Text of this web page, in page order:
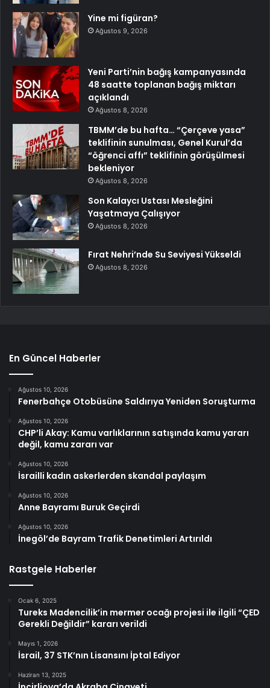
Yine mi figüran?
Ağustos 9, 2026
Yeni Parti’nin bağış kampanyasında
48 saatte toplanan bağış miktarı
açıklandı
Ağustos 8, 2026
TBMM’de bu hafta… “Çerçeve yasa”
teklifinin sunulması, Genel Kurul’da
“öğrenci affı” teklifinin görüşülmesi
bekleniyor
Ağustos 8, 2026
Son Kalaycı Ustası Mesleğini
Yaşatmaya Çalışıyor
Ağustos 8, 2026
Fırat Nehri’nde Su Seviyesi Yükseldi
Ağustos 8, 2026
En Güncel Haberler
Ağustos 10, 2026
Fenerbahçe Otobüsüne Saldırıya Yeniden Soruşturma
Ağustos 10, 2026
CHP’li Akay: Kamu varlıklarının satışında kamu yararı
değil, kamu zararı var
Ağustos 10, 2026
İsrailli kadın askerlerden skandal paylaşım
Ağustos 10, 2026
Anne Bayramı Buruk Geçirdi
Ağustos 10, 2026
İnegöl’de Bayram Trafik Denetimleri Artırıldı
Rastgele Haberler
Ocak 6, 2025
Tureks Madencilik’in mermer ocağı projesi ile ilgili “ÇED
Gerekli Değildir” kararı verildi
Mayıs 1, 2026
İsrail, 37 STK’nın Lisansını İptal Ediyor
Haziran 13, 2025